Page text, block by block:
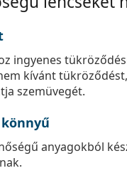
ingyenes
kívánt
szemüvegét.
anyagokból